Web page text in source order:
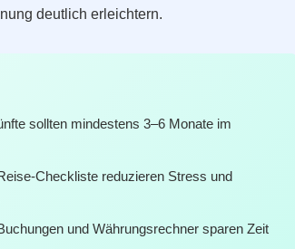
deutlich erleichtern.
sollten mindestens 3–6 Monate im
Checkliste reduzieren Stress und
und Währungsrechner sparen Zeit